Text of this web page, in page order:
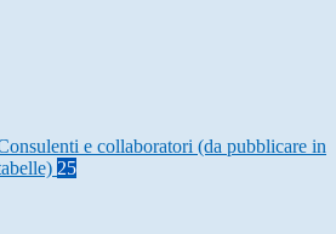
e collaboratori (da pubblicare in
25